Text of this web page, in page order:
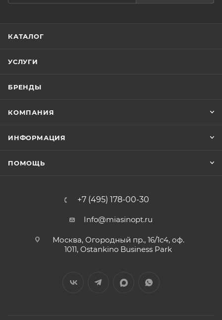
КАТАЛОГ
УСЛУГИ
БРЕНДЫ
КОМПАНИЯ
ИНФОРМАЦИЯ
ПОМОЩЬ
+7 (495) 178-00-30
Info@miasinopt.ru
Москва, Огородный пр., 16/1с4, оф.
1011, Ostankino Business Park